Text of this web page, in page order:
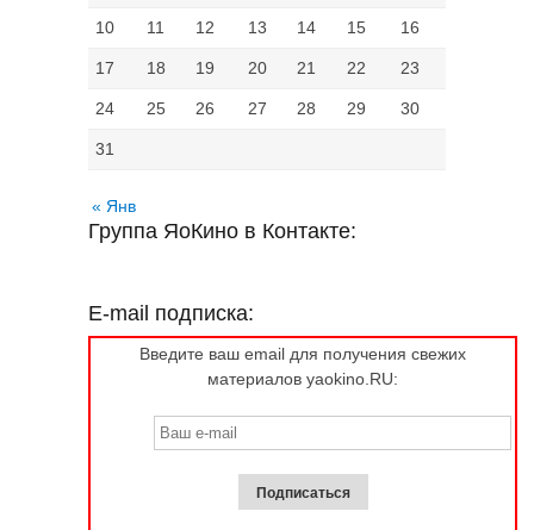
10 11 12 13 14 15 16
17 18 19 20 21 22 23
24 25 26 27 28 29 30
31
« Янв
Группа ЯоКино в Контакте:
E-mail подписка:
Введите ваш email для получения свежих
материалов yaokino.RU: